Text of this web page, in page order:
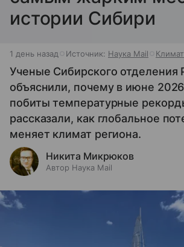
истории Сибири
1 день назад Источник: Наука Mail Климат
Ученые Сибирского отделения
объяснили, почему в июне
побиты температурные
рассказали, как глобальное
меняет климат региона.
Никита Микрюков
Автор Наука Mail